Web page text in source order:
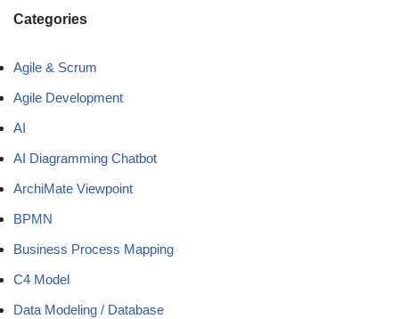
Categories
Agile & Scrum
Agile Development
AI
AI Diagramming Chatbot
ArchiMate Viewpoint
BPMN
Business Process Mapping
C4 Model
Data Modeling / Database